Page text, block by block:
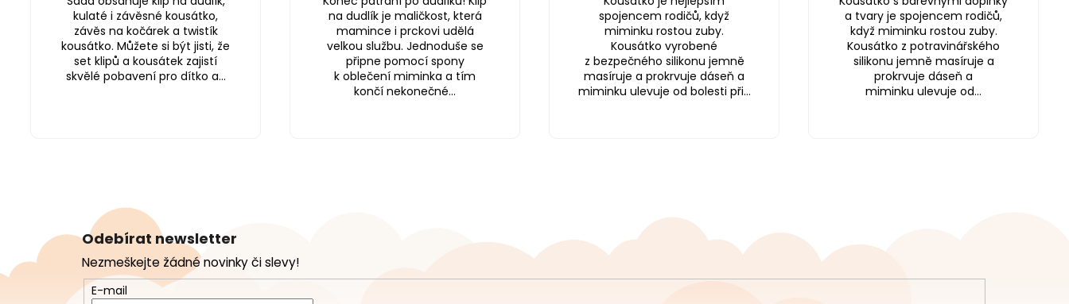
kulaté i závěsné kousátko,
závěs na kočárek a twistík
kousátko. Můžete si být jisti, že
set klipů a kousátek zajistí
skvělé pobavení pro dítko a...
na dudlík je maličkost, která
mamince i prckovi udělá
velkou službu. Jednoduše se
připne pomocí spony
k oblečení miminka a tím
končí nekonečné...
spojencem rodičů, když
miminku rostou zuby.
Kousátko vyrobené
z bezpečného silikonu jemně
masíruje a prokrvuje dáseň a
miminku ulevuje od bolesti při...
a tvary je spojencem rodičů,
když miminku rostou zuby.
Kousátko z potravinářského
silikonu jemně masíruje a
prokrvuje dáseň a
miminku ulevuje od...
a
Odebírat newsletter
Nezmeškejte žádné novinky či slevy!
E-mail